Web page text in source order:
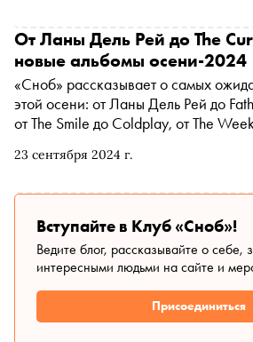
23 сентября 2024 г.
От Ланы Дель Рей до The
новые альбомы осени-2024
«Сноб» рассказывает о самых
этой осени: от Ланы Дель Рей до
от The Smile до Coldplay, от The
Вступайте в Клуб «Сноб»!
Ведите блог, рассказывайте о себе,
интересными людьми на сайте и
Присоединиться